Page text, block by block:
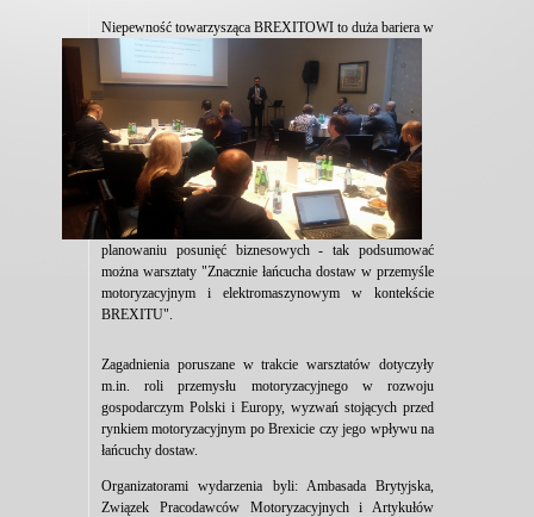
Niepewność towarzysząca BREXITOWI to duża bariera w
planowaniu posunięć biznesowych - tak podsumować
można warsztaty "Znacznie łańcucha dostaw w przemyśle
motoryzacyjnym i elektromaszynowym w kontekście
BREXITU".
Zagadnienia poruszane w trakcie warsztatów dotyczyły
m.in. roli przemysłu motoryzacyjnego w rozwoju
gospodarczym Polski i Europy, wyzwań stojących przed
rynkiem motoryzacyjnym po Brexicie czy jego wpływu na
łańcuchy dostaw.
Organizatorami wydarzenia byli: Ambasada Brytyjska,
Związek Pracodawców Motoryzacyjnych i Artykułów